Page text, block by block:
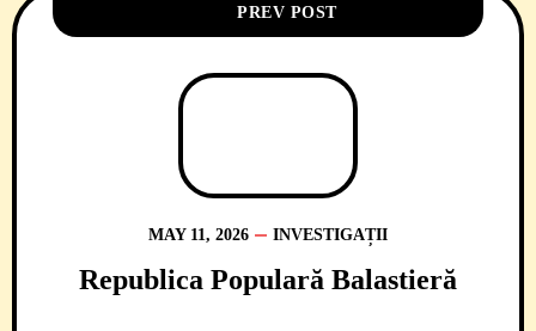
PREV POST
MAY 11, 2026 INVESTIGAȚII
Republica Populară Balastieră